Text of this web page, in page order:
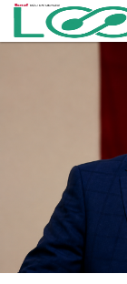
Geldi